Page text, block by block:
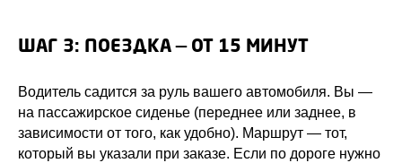
ШАГ 3: ПОЕЗДКА — ОТ 15 МИНУТ
Водитель садится за руль вашего автомобиля. Вы —
на пассажирское сиденье (переднее или заднее, в
зависимости от того, как удобно). Маршрут — тот,
который вы указали при заказе. Если по дороге нужно